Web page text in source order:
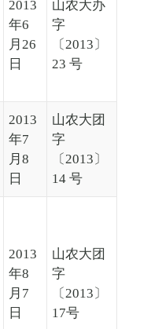
2013
年6
月26
日
山农大办
字
〔2013〕
23 号
2013
年7
月8
日
山农大团
字
〔2013〕
14 号
2013
年8
月7
日
山农大团
字
〔2013〕
17号